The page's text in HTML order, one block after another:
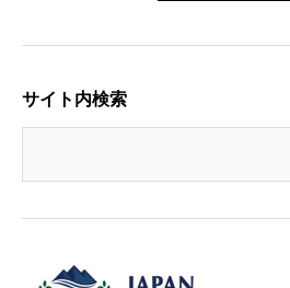
サイト内検索